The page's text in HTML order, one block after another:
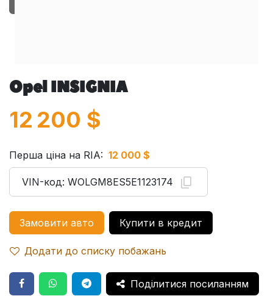
Opel INSIGNIA
12 200 $
Перша ціна на RIA: 12 000 $
VIN-код: WOLGM8ES5E1123174
Замовити авто Купити в кредит
Додати до списку побажань
Поділитися посиланням